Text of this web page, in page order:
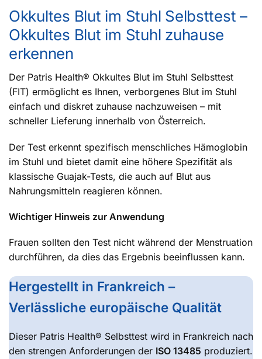
Okkultes Blut im Stuhl Selbsttest –
Okkultes Blut im Stuhl zuhause
erkennen
Der Patris Health® Okkultes Blut im Stuhl Selbsttest
(FIT) ermöglicht es Ihnen, verborgenes Blut im Stuhl
einfach und diskret zuhause nachzuweisen – mit
schneller Lieferung innerhalb von Österreich.
Der Test erkennt spezifisch menschliches Hämoglobin
im Stuhl und bietet damit eine höhere Spezifität als
klassische Guajak-Tests, die auch auf Blut aus
Nahrungsmitteln reagieren können.
Wichtiger Hinweis zur Anwendung
Frauen sollten den Test nicht während der Menstruation
durchführen, da dies das Ergebnis beeinflussen kann.
Hergestellt in Frankreich –
Verlässliche europäische Qualität
Dieser Patris Health® Selbsttest wird in Frankreich nach
den strengen Anforderungen der ISO 13485 produziert.